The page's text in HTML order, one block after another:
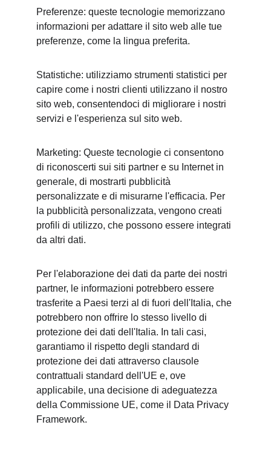
Preferenze: queste tecnologie memorizzano
informazioni per adattare il sito web alle tue
preferenze, come la lingua preferita.
Statistiche: utilizziamo strumenti statistici per
capire come i nostri clienti utilizzano il nostro
sito web, consentendoci di migliorare i nostri
servizi e l'esperienza sul sito web.
Marketing: Queste tecnologie ci consentono
di riconoscerti sui siti partner e su Internet in
generale, di mostrarti pubblicità
personalizzate e di misurarne l'efficacia. Per
la pubblicità personalizzata, vengono creati
profili di utilizzo, che possono essere integrati
da altri dati.
Per l'elaborazione dei dati da parte dei nostri
partner, le informazioni potrebbero essere
trasferite a Paesi terzi al di fuori dell'Italia, che
potrebbero non offrire lo stesso livello di
protezione dei dati dell'Italia. In tali casi,
garantiamo il rispetto degli standard di
protezione dei dati attraverso clausole
contrattuali standard dell'UE e, ove
applicabile, una decisione di adeguatezza
della Commissione UE, come il Data Privacy
Framework.